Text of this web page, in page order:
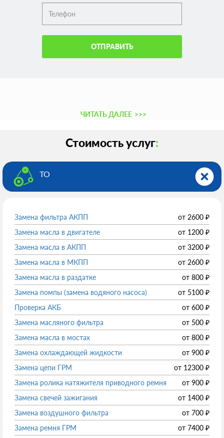
ОТПРАВИТЬ
ЧИТАТЬ ДАЛЕЕ >>>
Стоимость услуг:
ТО
Замена фильтра АКПП от 2600 ₽
Замена масла в двигателе
от 1200 ₽
Замена масла в АКПП
от 3200 ₽
Замена масла в МКПП
от 2600 ₽
Замена масла в раздатке
от 800 ₽
Замена помпы (замена водяного насоса)
от 5100 ₽
Проверка АКБ
от 600 ₽
Замена масляного фильтра
от 500 ₽
Замена масла в мостах
от 800 ₽
Замена охлаждающей жидкости
от 900 ₽
Замена цепи ГРМ
от 12300 ₽
Замена ролика натяжителя приводного ремня
от 900 ₽
Замена свечей зажигания
от 1400 ₽
Замена воздушного фильтра
от 700 ₽
Замена ремня ГРМ
от 7400 ₽